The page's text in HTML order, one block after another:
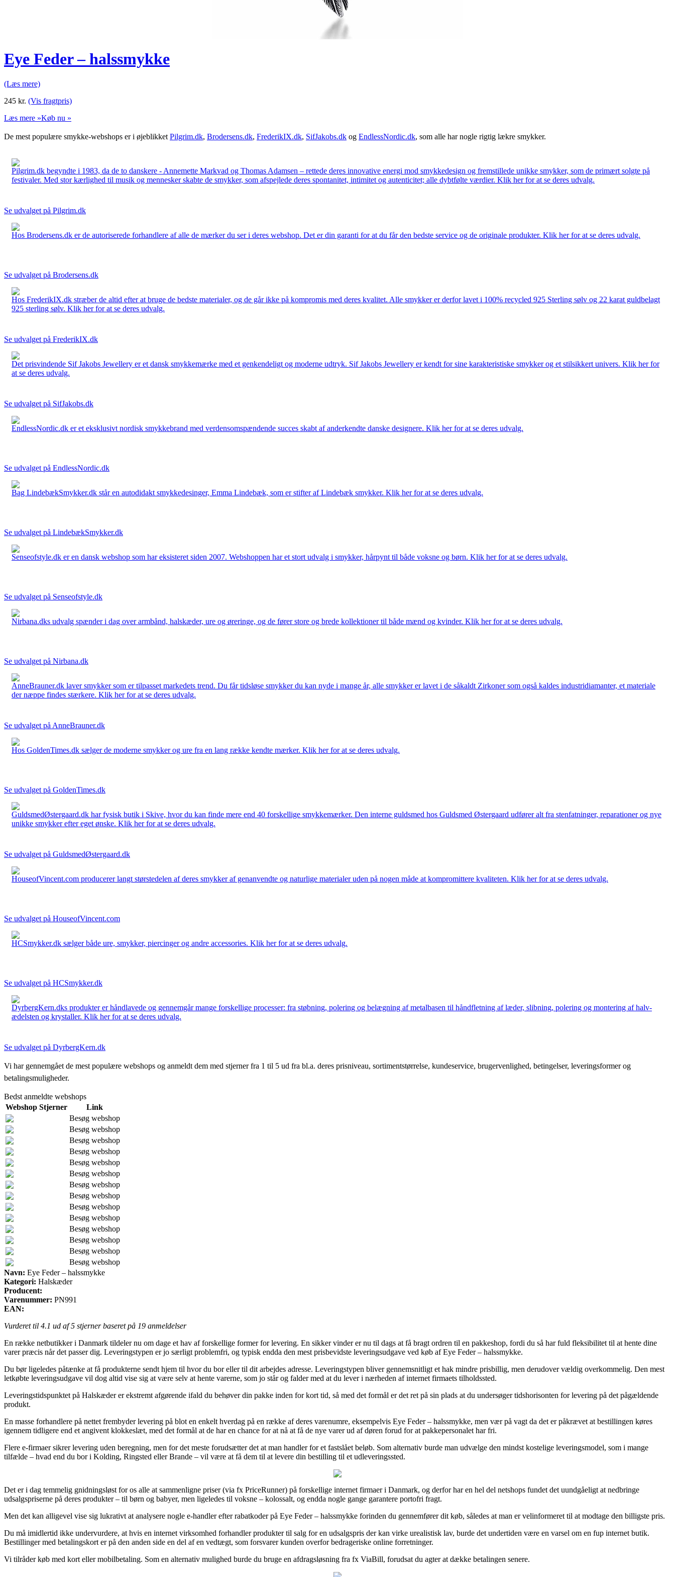
Eye Feder – halssmykke
(Læs mere)
245 kr. (Vis fragtpris)
Læs mere »Køb nu »
De mest populære smykke-webshops er i øjeblikket Pilgrim.dk, Brodersens.dk, FrederikIX.dk, SifJakobs.dk og EndlessNordic.dk, som alle har nogle rigtig lækre smykker.
Pilgrim.dk begyndte i 1983, da de to danskere - Annemette Markvad og Thomas Adamsen – rettede deres innovative energi mod smykkedesign og fremstillede unikke smykker, som de primært solgte på
festivaler. Med stor kærlighed til musik og mennesker skabte de smykker, som afspejlede deres spontanitet, intimitet og autenticitet; alle dybtfølte værdier. Klik her for at se deres udvalg.
Se udvalget på Pilgrim.dk
Hos Brodersens.dk er de autoriserede forhandlere af alle de mærker du ser i deres webshop. Det er din garanti for at du får den bedste service og de originale produkter. Klik her for at se deres udvalg.
Se udvalget på Brodersens.dk
Hos FrederikIX.dk stræber de altid efter at bruge de bedste materialer, og de går ikke på kompromis med deres kvalitet. Alle smykker er derfor lavet i 100% recycled 925 Sterling sølv og 22 karat guldbelagt
925 sterling sølv. Klik her for at se deres udvalg.
Se udvalget på FrederikIX.dk
Det prisvindende Sif Jakobs Jewellery er et dansk smykkemærke med et genkendeligt og moderne udtryk. Sif Jakobs Jewellery er kendt for sine karakteristiske smykker og et stilsikkert univers. Klik her for
at se deres udvalg.
Se udvalget på SifJakobs.dk
EndlessNordic.dk er et eksklusivt nordisk smykkebrand med verdensomspændende succes skabt af anderkendte danske designere. Klik her for at se deres udvalg.
Se udvalget på EndlessNordic.dk
Bag LindebækSmykker.dk står en autodidakt smykkedesinger, Emma Lindebæk, som er stifter af Lindebæk smykker. Klik her for at se deres udvalg.
Se udvalget på LindebækSmykker.dk
Senseofstyle.dk er en dansk webshop som har eksisteret siden 2007. Webshoppen har et stort udvalg i smykker, hårpynt til både voksne og børn. Klik her for at se deres udvalg.
Se udvalget på Senseofstyle.dk
Nirbana.dks udvalg spænder i dag over armbånd, halskæder, ure og øreringe, og de fører store og brede kollektioner til både mænd og kvinder. Klik her for at se deres udvalg.
Se udvalget på Nirbana.dk
AnneBrauner.dk laver smykker som er tilpasset markedets trend. Du får tidsløse smykker du kan nyde i mange år, alle smykker er lavet i de såkaldt Zirkoner som også kaldes industridiamanter, et materiale
der næppe findes stærkere. Klik her for at se deres udvalg.
Se udvalget på AnneBrauner.dk
Hos GoldenTimes.dk sælger de moderne smykker og ure fra en lang række kendte mærker. Klik her for at se deres udvalg.
Se udvalget på GoldenTimes.dk
GuldsmedØstergaard.dk har fysisk butik i Skive, hvor du kan finde mere end 40 forskellige smykkemærker. Den interne guldsmed hos Guldsmed Østergaard udfører alt fra stenfatninger, reparationer og nye
unikke smykker efter eget ønske. Klik her for at se deres udvalg.
Se udvalget på GuldsmedØstergaard.dk
HouseofVincent.com producerer langt størstedelen af deres smykker af genanvendte og naturlige materialer uden på nogen måde at kompromittere kvaliteten. Klik her for at se deres udvalg.
Se udvalget på HouseofVincent.com
HCSmykker.dk sælger både ure, smykker, piercinger og andre accessories. Klik her for at se deres udvalg.
Se udvalget på HCSmykker.dk
DyrbergKern.dks produkter er håndlavede og gennemgår mange forskellige processer: fra støbning, polering og belægning af metalbasen til håndfletning af læder, slibning, polering og montering af halv-
ædelsten og krystaller. Klik her for at se deres udvalg.
Se udvalget på DyrbergKern.dk
Vi har gennemgået de mest populære webshops og anmeldt dem med stjerner fra 1 til 5 ud fra bl.a. deres prisniveau, sortimentstørrelse, kundeservice, brugervenlighed, betingelser, leveringsformer og
betalingsmuligheder.
Bedst anmeldte webshops
Webshop Stjerner
Link
Besøg webshop
Besøg webshop
Besøg webshop
Besøg webshop
Besøg webshop
Besøg webshop
Besøg webshop
Besøg webshop
Besøg webshop
Besøg webshop
Besøg webshop
Besøg webshop
Besøg webshop
Besøg webshop
Navn: Eye Feder – halssmykke
Kategori: Halskæder
Producent:
Varenummer: PN991
EAN:
Vurderet til 4.1 ud af 5 stjerner baseret på 19 anmeldelser
En række netbutikker i Danmark tildeler nu om dage et hav af forskellige former for levering. En sikker vinder er nu til dags at få bragt ordren til en pakkeshop, fordi du så har fuld fleksibilitet til at hente dine
varer præcis når det passer dig. Leveringstypen er jo særligt problemfri, og typisk endda den mest prisbevidste leveringsudgave ved køb af Eye Feder – halssmykke.
Du bør ligeledes påtænke at få produkterne sendt hjem til hvor du bor eller til dit arbejdes adresse. Leveringstypen bliver gennemsnitligt et hak mindre prisbillig, men derudover vældig overkommelig. Den mest
letkøbte leveringsudgave vil dog altid vise sig at være selv at hente varerne, som jo står og falder med at du lever i nærheden af internet firmaets tilholdssted.
Leveringstidspunktet på Halskæder er ekstremt afgørende ifald du behøver din pakke inden for kort tid, så med det formål er det ret på sin plads at du undersøger tidshorisonten for levering på det pågældende
produkt.
En masse forhandlere på nettet frembyder levering på blot en enkelt hverdag på en række af deres varenumre, eksempelvis Eye Feder – halssmykke, men vær på vagt da det er påkrævet at bestillingen køres
igennem tidligere end et angivent klokkeslæt, med det formål at de har en chance for at nå at få de nye varer ud af døren forud for at pakkepersonalet har fri.
Flere e-firmaer sikrer levering uden beregning, men for det meste forudsætter det at man handler for et fastslået beløb. Som alternativ burde man udvælge den mindst kostelige leveringsmodel, som i mange
tilfælde – hvad end du bor i Kolding, Ringsted eller Brande – vil være at få dem til at levere din bestilling til et udleveringssted.
Det er i dag temmelig gnidningsløst for os alle at sammenligne priser (via fx PriceRunner) på forskellige internet firmaer i Danmark, og derfor har en hel del netshops fundet det uundgåeligt at nedbringe
udsalgspriserne på deres produkter – til børn og babyer, men ligeledes til voksne – kolossalt, og endda nogle gange garantere portofri fragt.
Men det kan alligevel vise sig lukrativt at analysere nogle e-handler efter rabatkoder på Eye Feder – halssmykke forinden du gennemfører dit køb, således at man er velinformeret til at modtage den billigste pris.
Du må imidlertid ikke undervurdere, at hvis en internet virksomhed forhandler produkter til salg for en udsalgspris der kan virke urealistisk lav, burde det undertiden være en varsel om en fup internet butik.
Bestillinger med betalingskort er på den anden side en del af en vedtægt, som forsvarer kunden overfor bedrageriske online forretninger.
Vi tilråder køb med kort eller mobilbetaling. Som en alternativ mulighed burde du bruge en afdragsløsning fra fx ViaBill, forudsat du agter at dække betalingen senere.